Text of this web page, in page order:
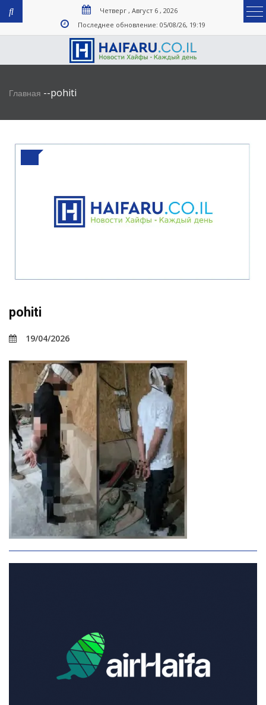
Четверг , Август 6 , 2026
Последнее обновление: 05/08/26, 19:19
Главная --pohiti
pohiti
19/04/2026